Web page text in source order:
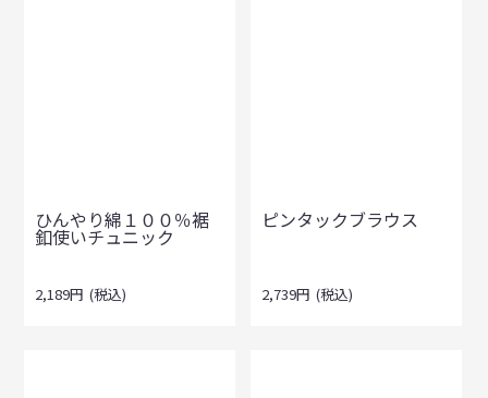
ひんやり綿１００％裾
釦使いチュニック
2,189円 (税込)
ピンタックブラウス
2,739円 (税込)